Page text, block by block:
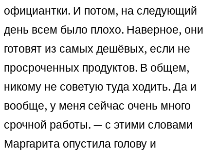
официантки. И потом, на следующий
день всем было плохо. Наверное, они
готовят из самых дешёвых, если не
просроченных продуктов. В общем,
никому не советую туда ходить. Да и
вообще, у меня сейчас очень много
срочной работы. — с этими словами
Маргарита опустила голову и